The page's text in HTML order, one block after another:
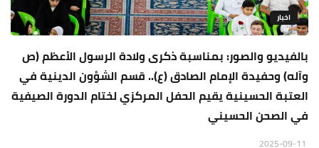
اخبار
بالفيديو والصور: بمناسبة ذكرى ولادة الرسول الأعظم (ص
وآله) وحفيدة الإمام الصادق (ع).. قسم الشؤون الدينية في
العتبة الحسينية يقيم الحفل المركزي لختام الدورة الصيفية
في الصحن الحسيني